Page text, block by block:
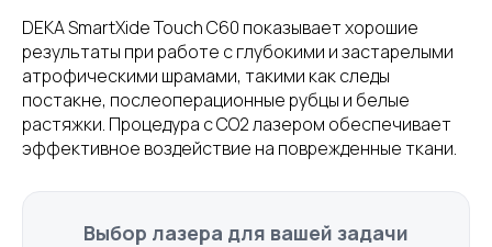
DEKA SmartXide Touch C60 показывает хорошие
результаты при работе с глубокими и застарелыми
атрофическими шрамами, такими как следы
постакне, послеоперационные рубцы и белые
растяжки. Процедура с CO2 лазером обеспечивает
эффективное воздействие на поврежденные ткани.
Выбор лазера для вашей задачи